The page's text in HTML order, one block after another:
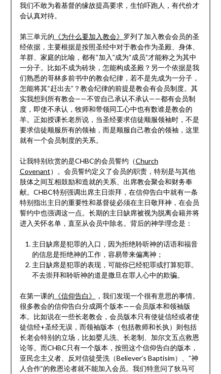
我们不敢为着基督的缘故提高要求，生怕吓跑人，有代价才
会认真对待。
第三单元的 《为什么要加入教会》 罗列了加入教会会员的圣
经依据，主要根据是按照圣经中对于教会作为圣殿、身体、
羊群、家庭的比喻，都有“加入”成为“成员”才能称之为其中
一分子。比如不成为砖块，怎能构成圣殿？另一个依据是我
们熟悉的哥林多前书中的教会纪律，若不是先成为一分子，
怎能将其“赶出去”？教会纪律的前提是教会有会员制度。其
实我想到所有教会——不管自己承认不承认——都有会员制
度，即使不承认，牧师和带领同工心中也有数谁是教会的
羊。正如授课长老所说，当圣经要求信徒顺服领袖时，不是
要求信徒顺服所有的领袖，而是顺服自己教会的领袖，这里
就有一个会员制度的关系。
让我特别欣赏的是CHBC的会员誓约（Church
Covenant）。会员誓约定义了会员的职责，特别是与其他
肢体之间互相鼓励和造就的关系、出席教会聚会和财务奉
献。CHBC特别强调出席主日崇拜，在信仰告白中就有一条
特别指出主日的重要性和基督徒必须在主日敬拜神，在会员
誓约中也强调这一点。长期的主日缺席被视为脱离会籍并将
进入关怀名单，直至从会员中除名。背后的神学理念是：
主日缺席是犯罪的入口，因为拒绝聆听神的话语和福音
的信息是拒绝神的工作，容易带来偏离神；
主日缺席是犯罪的表现，可能你已经犯罪或打算犯罪。
不去崇拜和聆听神的道是撒旦在罪人心中的欺骗。
在第一课的 《信仰告白》
，我们发现一个很有意思的事情。
很多教会的信仰告白分成两个版本——会员版本和领袖版
本。比如说在一些长老教会，会员版本只有使徒信经或者使
徒信经+圣经无误，而领袖版本（包括教师和长执）则包括
长老会特别的立场，比如婴儿洗、长老制、加尔文五点救恩
论等。而CHBC只有一个版本，按照这个信仰告白的版本，
亚民念主义者、反对信徒受洗（Believer’s Baptisim）、“神
人合作”的救恩论者就不能加入会员。我们特意问了狄马可